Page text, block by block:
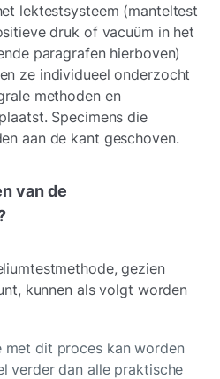
lektestsysteem (manteltest
druk of vacuüm in het
paragrafen hierboven)
ze individueel onderzocht
methoden en
Specimens die
aan de kant geschoven.
van de
gezien
kunnen als volgt worden
met dit proces kan worden
verder dan alle praktische